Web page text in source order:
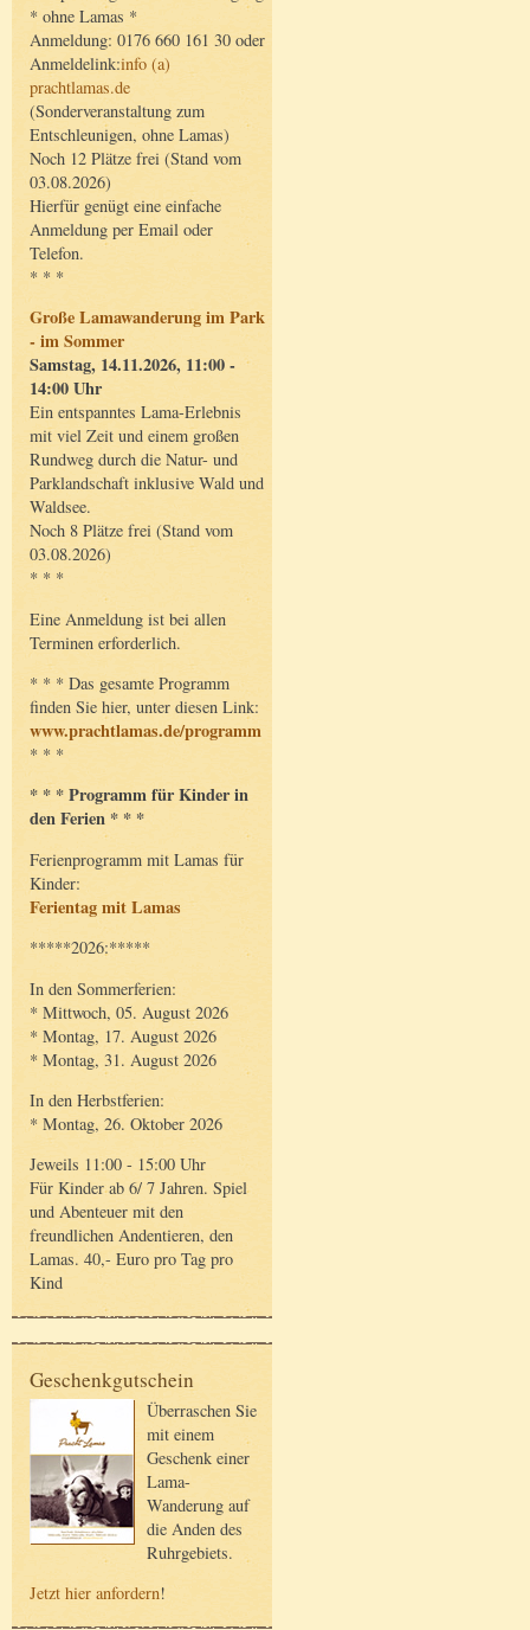
* ohne Lamas *
Anmeldung: 0176 660 161 30 oder
Anmeldelink:info (a)
prachtlamas.de
(Sonderveranstaltung zum
Entschleunigen, ohne Lamas)
Noch 12 Plätze frei (Stand vom
03.08.2026)
Hierfür genügt eine einfache
Anmeldung per Email oder
Telefon.
* * *
Große Lamawanderung im Park
- im Sommer
Samstag, 14.11.2026, 11:00 -
14:00 Uhr
Ein entspanntes Lama-Erlebnis
mit viel Zeit und einem großen
Rundweg durch die Natur- und
Parklandschaft inklusive Wald und
Waldsee.
Noch 8 Plätze frei (Stand vom
03.08.2026)
* * *
Eine Anmeldung ist bei allen
Terminen erforderlich.
* * * Das gesamte Programm
finden Sie hier, unter diesen Link:
www.prachtlamas.de/programm
* * *
* * * Programm für Kinder in
den Ferien * * *
Ferienprogramm mit Lamas für
Kinder:
Ferientag mit Lamas
*****2026:*****
In den Sommerferien:
* Mittwoch, 05. August 2026
* Montag, 17. August 2026
* Montag, 31. August 2026
In den Herbstferien:
* Montag, 26. Oktober 2026
Jeweils 11:00 - 15:00 Uhr
Für Kinder ab 6/ 7 Jahren. Spiel
und Abenteuer mit den
freundlichen Andentieren, den
Lamas. 40,- Euro pro Tag pro
Kind
Geschenkgutschein
Überraschen Sie
mit einem
Geschenk einer
Lama-
Wanderung auf
die Anden des
Ruhrgebiets.
Jetzt hier anfordern!